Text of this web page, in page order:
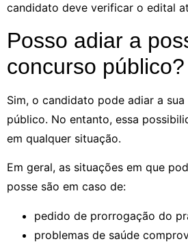
candidato deve verificar o edital
Posso adiar a
concurso público?
Sim, o candidato pode adiar a
público. No entanto, essa
em qualquer situação.
Em geral, as situações em que
posse são em caso de:
pedido de prorrogação do
problemas de saúde